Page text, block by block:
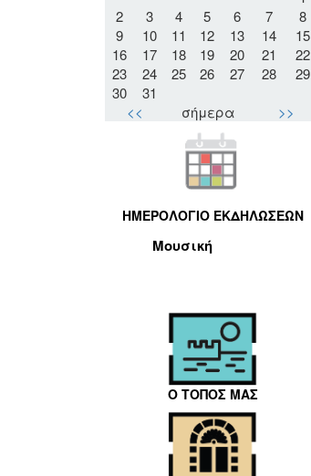
2
3 4 5 6 7
8
9
10 11 12 13 14
15
16
17 18 19 20 21
22
23
24 25 26 27 28
29
30
31
<<
σήμερα >>
ΗΜΕΡΟΛΟΓΙΟ ΕΚΔΗΛΩΣΕΩΝ
Μουσική
Ο ΤΟΠΟΣ ΜΑΣ